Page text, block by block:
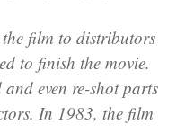
film to distributors
to finish the movie.
even re-shot parts
In 1983, the film